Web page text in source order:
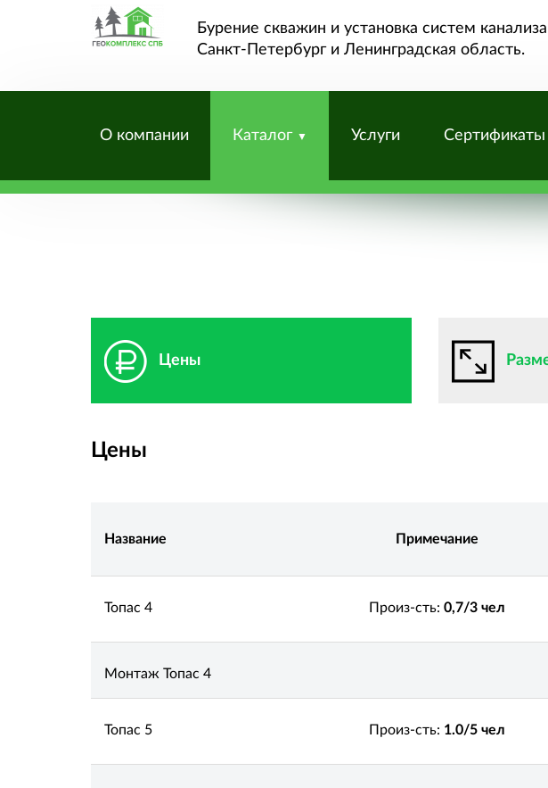
Бурение скважин и установка систем
Санкт-Петербург и Ленинградская область.
О компании Каталог Услуги Сертификаты
Цены
Цены
Название Примечание
Топас 4 Произ-сть 0,7/3 чел
Монтаж Топас 4
Топас 5 Произ-сть 1.0/5 чел